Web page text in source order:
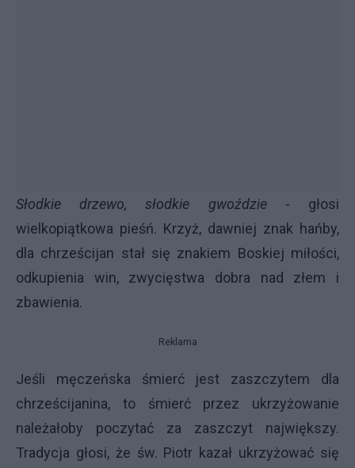
Słodkie drzewo, słodkie gwoździe- głosi
wielkopiątkowa pieśń. Krzyż, dawniej znak hańby,
dla chrześcijan stał się znakiem Boskiej miłości,
odkupienia win, zwycięstwa dobra nad złem i
zbawienia.
Reklama
Jeśli męczeńska śmierć jest zaszczytem dla
chrześcijanina, to śmierć przez ukrzyżowanie
należałoby poczytać za zaszczyt największy.
Tradycja głosi, że św. Piotr kazał ukrzyżować się